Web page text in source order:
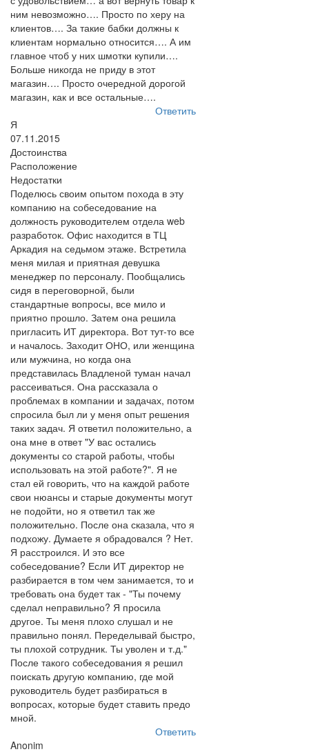
ним невозможно…. Просто по херу на
клиентов…. За такие бабки должны к
клиентам нормально относится…. А им
главное чтоб у них шмотки купили….
Больше никогда не приду в этот
магазин…. Просто очередной дорогой
магазин, как и все остальные….
Ответить
Я
07.11.2015
Достоинства
Расположение
Недостатки
Поделюсь своим опытом похода в эту
компанию на собеседование на
должность руководителем отдела web
разработок. Офис находится в ТЦ
Аркадия на седьмом этаже. Встретила
меня милая и приятная девушка
менеджер по персоналу. Пообщались
сидя в переговорной, были
стандартные вопросы, все мило и
приятно прошло. Затем она решила
пригласить ИТ директора. Вот тут-то все
и началось. Заходит ОНО, или женщина
или мужчина, но когда она
представилась Владленой туман начал
рассеиваться. Она рассказала о
проблемах в компании и задачах, потом
спросила был ли у меня опыт решения
таких задач. Я ответил положительно, а
она мне в ответ "У вас остались
документы со старой работы, чтобы
использовать на этой работе?". Я не
стал ей говорить, что на каждой работе
свои нюансы и старые документы могут
не подойти, но я ответил так же
положительно. После она сказала, что я
подхожу. Думаете я обрадовался ? Нет.
Я расстроился. И это все
собеседование? Если ИТ директор не
разбирается в том чем занимается, то и
требовать она будет так - "Ты почему
сделал неправильно? Я просила
другое. Ты меня плохо слушал и не
правильно понял. Переделывай быстро,
ты плохой сотрудник. Ты уволен и т.д."
После такого собеседования я решил
поискать другую компанию, где мой
руководитель будет разбираться в
вопросах, которые будет ставить предо
мной.
Ответить
Anonim